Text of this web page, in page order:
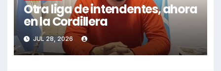
Otra liga de intendentes, ahora
en la Cordillera
JUL 28, 2026